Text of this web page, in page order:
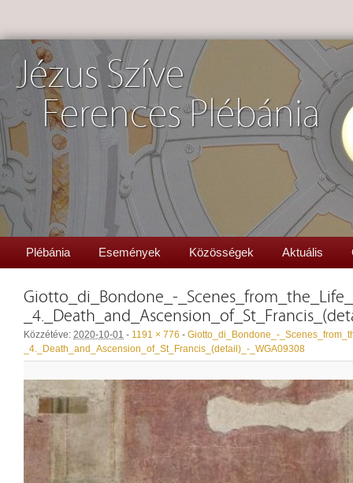
Jézus Szíve
Ferences Plébánia
Plébánia Események Közösségek Aktuális
Giotto_di_Bondone_-
Közzétéve: 2020-10-01 - 1191 × 776 - Giotto_di_Bondone_-
_4._Death_and_Ascension_of_St_Francis_(detail)_-_WGA09308